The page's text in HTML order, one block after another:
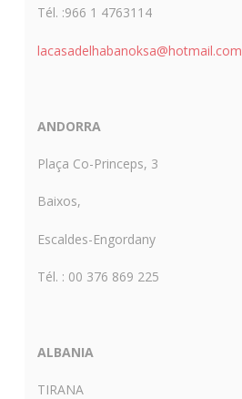
Tél. :966 1 4763114
lacasadelhabanoksa@hotmail.com
ANDORRA
Plaça Co-Princeps, 3
Baixos,
Escaldes-Engordany
Tél. : 00 376 869 225
ALBANIA
TIRANA